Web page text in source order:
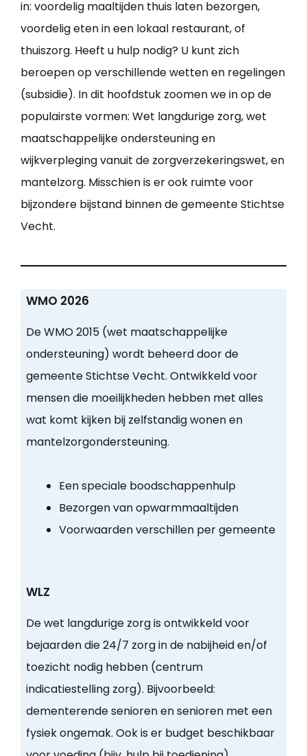
in: voordelig maaltijden thuis laten bezorgen,
voordelig eten in een lokaal restaurant, of
thuiszorg. Heeft u hulp nodig? U kunt zich
beroepen op verschillende wetten en regelingen
(subsidie). In dit hoofdstuk zoomen we in op de
populairste vormen: Wet langdurige zorg, wet
maatschappelijke ondersteuning en
wijkverpleging vanuit de zorgverzekeringswet, en
mantelzorg. Misschien is er ook ruimte voor
bijzondere bijstand binnen de gemeente Stichtse
Vecht.
WMO 2026
De WMO 2015 (wet maatschappelijke
ondersteuning) wordt beheerd door de
gemeente Stichtse Vecht. Ontwikkeld voor
mensen die moeilijkheden hebben met alles
wat komt kijken bij zelfstandig wonen en
mantelzorgondersteuning.
Een speciale boodschappenhulp
Bezorgen van opwarmmaaltijden
Voorwaarden verschillen per gemeente
WLZ
De wet langdurige zorg is ontwikkeld voor
bejaarden die 24/7 zorg in de nabijheid en/of
toezicht nodig hebben (centrum
indicatiestelling zorg). Bijvoorbeeld:
dementerende senioren en senioren met een
fysiek ongemak. Ook is er budget beschikbaar